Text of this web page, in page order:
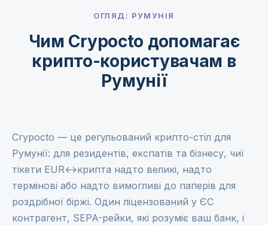
ОГЛЯД: РУМУНІЯ
Чим Crypocto допомагає
крипто-користувачам в
Румунії
Crypocto — це регульований крипто-стіл для
Румунії: для резидентів, експатів та бізнесу, чиї
тікети EUR↔крипта надто великі, надто
термінові або надто вимогливі до паперів для
роздрібної біржі. Один ліцензований у ЄС
контрагент, SEPA-рейки, які розуміє ваш банк, і